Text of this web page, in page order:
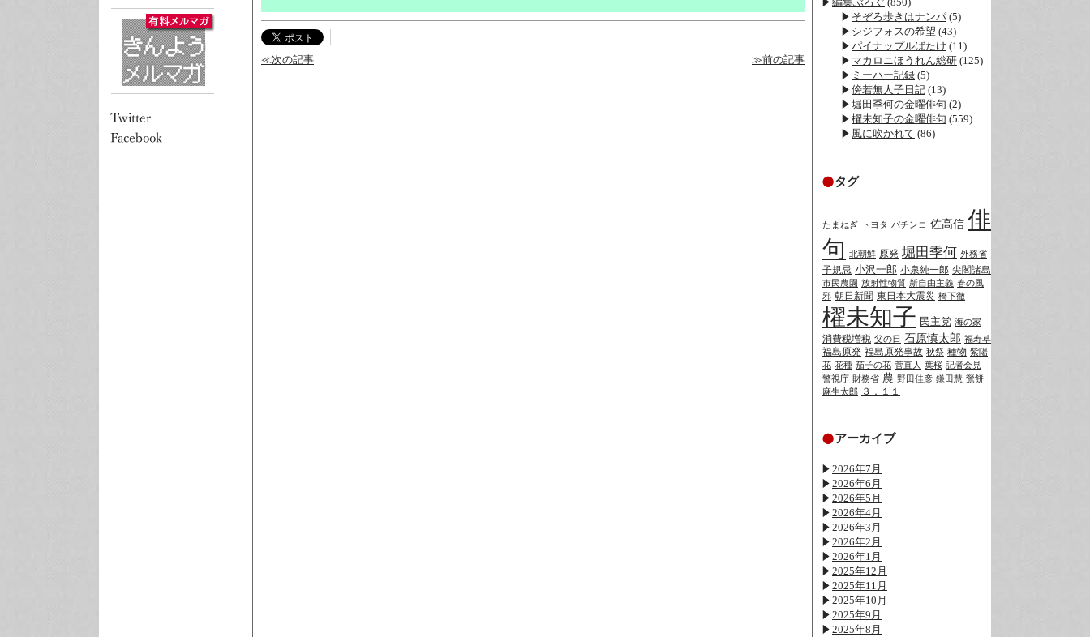
≪次の記事 ≫前の記事
そぞろ歩きはナンパ (5)
シジフォスの希望 (43)
パイナップルばたけ (11)
マカロニほうれん総研 (125)
ミーハー記録 (5)
傍若無人子日記 (13)
堀田季何の金曜俳句 (2)
櫂未知子の金曜俳句 (559)
風に吹かれて (86)
タグ
たまねぎ トヨタ パチンコ 佐高信 俳
句 北朝鮮 原発 堀田季何 外務省
子規忌 小沢一郎 小泉純一郎 尖閣諸島
市民農園 放射性物質 新自由主義 春の風
邪 朝日新聞 東日本大震災 橋下徹
櫂未知子 民主党 海の家
消費税増税 父の日 石原慎太郎 福寿草
福島原発 福島原発事故 秋祭 種物 紫陽
花 花種 茄子の花 菅直人 葉桜 記者会見
警視庁 財務省 農 野田佳彦 鎌田慧 鶯餅
麻生太郎 ３．１１
アーカイブ
2026年7月
2026年6月
2026年5月
2026年4月
2026年3月
2026年2月
2026年1月
2025年12月
2025年11月
2025年10月
2025年9月
2025年8月